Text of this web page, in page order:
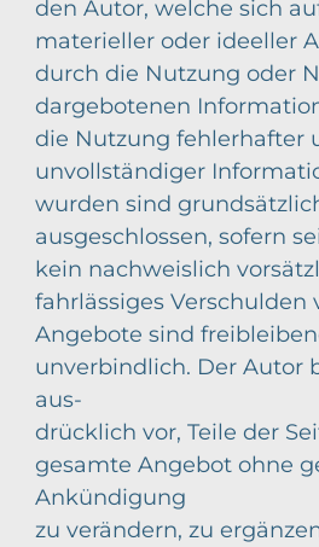
den Autor, welche sich
materieller oder ideeller
durch die Nutzung oder
dargebotenen
die Nutzung fehlerhafter
unvollständiger
wurden sind
ausgeschlossen, sofern
kein nachweislich
fahrlässiges Verschulden
Angebote sind
unverbindlich. Der Autor
aus-
drücklich vor, Teile der
gesamte Angebot ohne
Ankündigung
zu verändern, zu